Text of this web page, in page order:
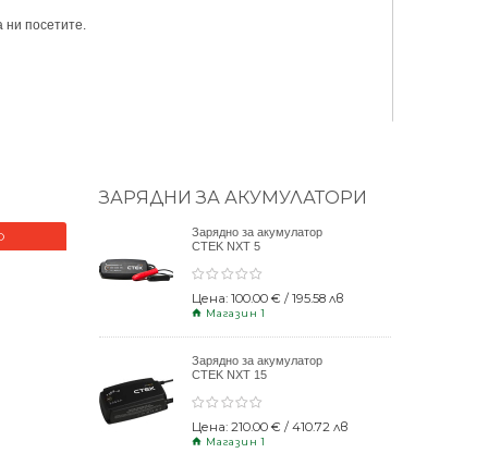
посетите.
НОВО
ЗАРЯДНИ ЗА АКУМУЛАТОРИ
Зарядно за акумулатор
CTEK NXT 5
Цена: 100.00 € / 195.58 лв
Магазин 1
Зарядно за акумулатор
CTEK NXT 15
Цена: 210.00 € / 410.72 лв
Магазин 1